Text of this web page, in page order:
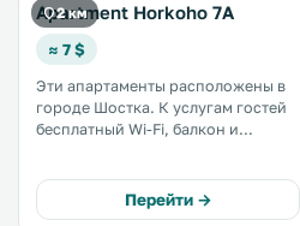
2 км
Apartment Horkoho 7A
≈ 7 $
Эти апартаменты расположены в
городе Шостка. К услугам гостей
бесплатный Wi-Fi, балкон и
холодильником. Гостям
апартаментов «На Горького, 7А»
Перейти →